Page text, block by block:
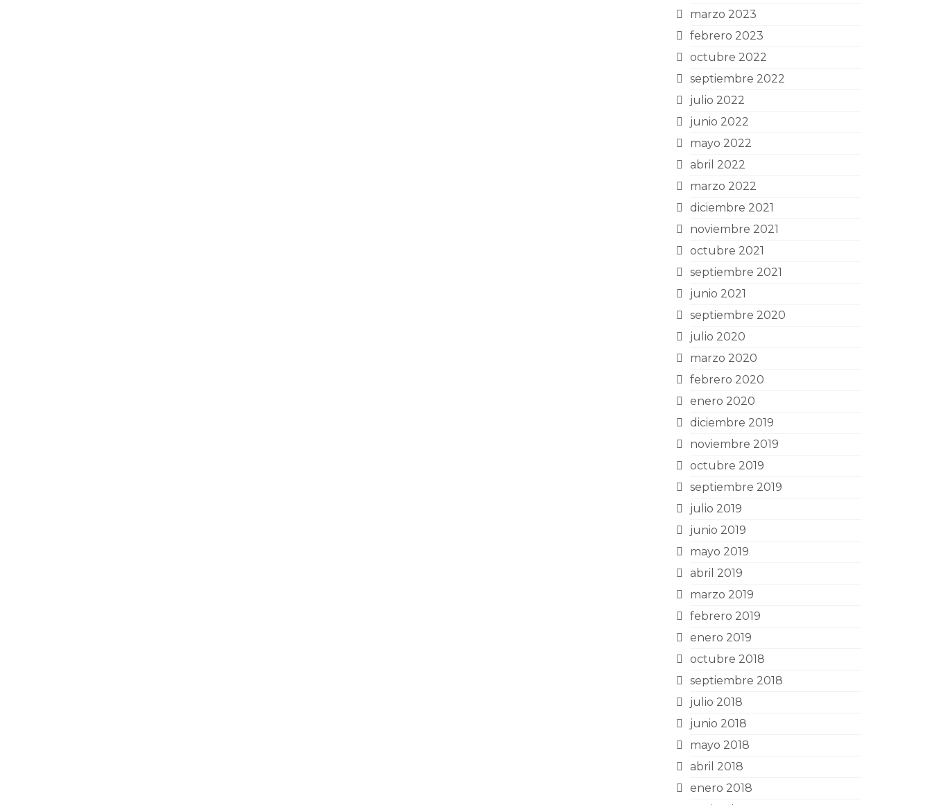
marzo 2023
febrero 2023
octubre 2022
septiembre 2022
julio 2022
junio 2022
mayo 2022
abril 2022
marzo 2022
diciembre 2021
noviembre 2021
octubre 2021
septiembre 2021
junio 2021
septiembre 2020
julio 2020
marzo 2020
febrero 2020
enero 2020
diciembre 2019
noviembre 2019
octubre 2019
septiembre 2019
julio 2019
junio 2019
mayo 2019
abril 2019
marzo 2019
febrero 2019
enero 2019
octubre 2018
septiembre 2018
julio 2018
junio 2018
mayo 2018
abril 2018
enero 2018